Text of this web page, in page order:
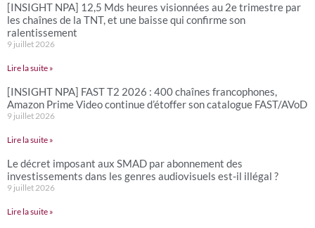
[INSIGHT NPA] 12,5 Mds heures visionnées au 2e trimestre par
les chaînes de la TNT, et une baisse qui confirme son
ralentissement
9 juillet 2026
Lire la suite »
[INSIGHT NPA] FAST T2 2026 : 400 chaînes francophones,
Amazon Prime Video continue d’étoffer son catalogue FAST/AVoD
9 juillet 2026
Lire la suite »
Le décret imposant aux SMAD par abonnement des
investissements dans les genres audiovisuels est-il illégal ?
9 juillet 2026
Lire la suite »